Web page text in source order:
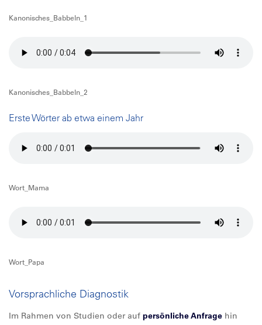
Kanonisches_Babbeln_1
Kanonisches_Babbeln_2
Erste Wörter ab etwa einem Jahr
Wort_Mama
Wort_Papa
Vorsprachliche Diagnostik
Im Rahmen von Studien oder auf persönliche Anfrage hin